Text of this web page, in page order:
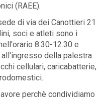
(RAEE).
di via dei Canottieri 21
soci e atleti sono i
8.30-12.30 e
della palestra
cellulari, caricabatterie,
perchè condividiamo